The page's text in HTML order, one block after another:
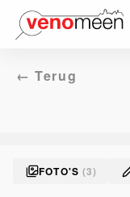
← Terug
FOTO'S (3)